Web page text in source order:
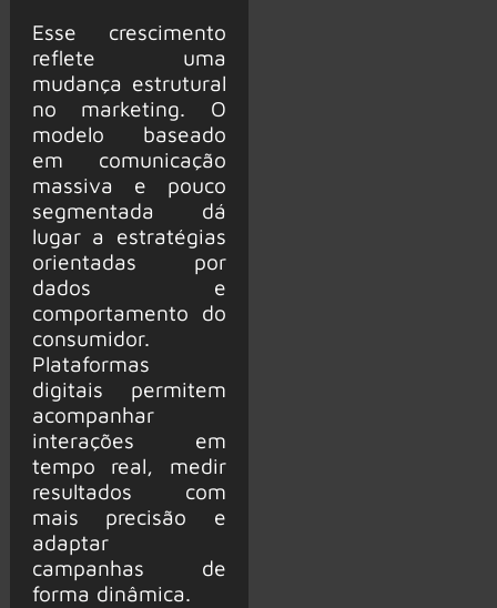
Esse crescimento
reflete uma
mudança estrutural
no marketing. O
modelo baseado
em comunicação
massiva e pouco
segmentada dá
lugar a estratégias
orientadas por
dados e
comportamento do
consumidor.
Plataformas
digitais permitem
acompanhar
interações em
tempo real, medir
resultados com
mais precisão e
adaptar
campanhas de
forma dinâmica.